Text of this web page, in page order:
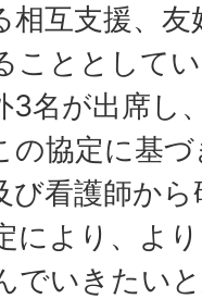
相互支援、
こととして
3名が出席し
の協定に基
び看護師か
により、よ
でいきたい